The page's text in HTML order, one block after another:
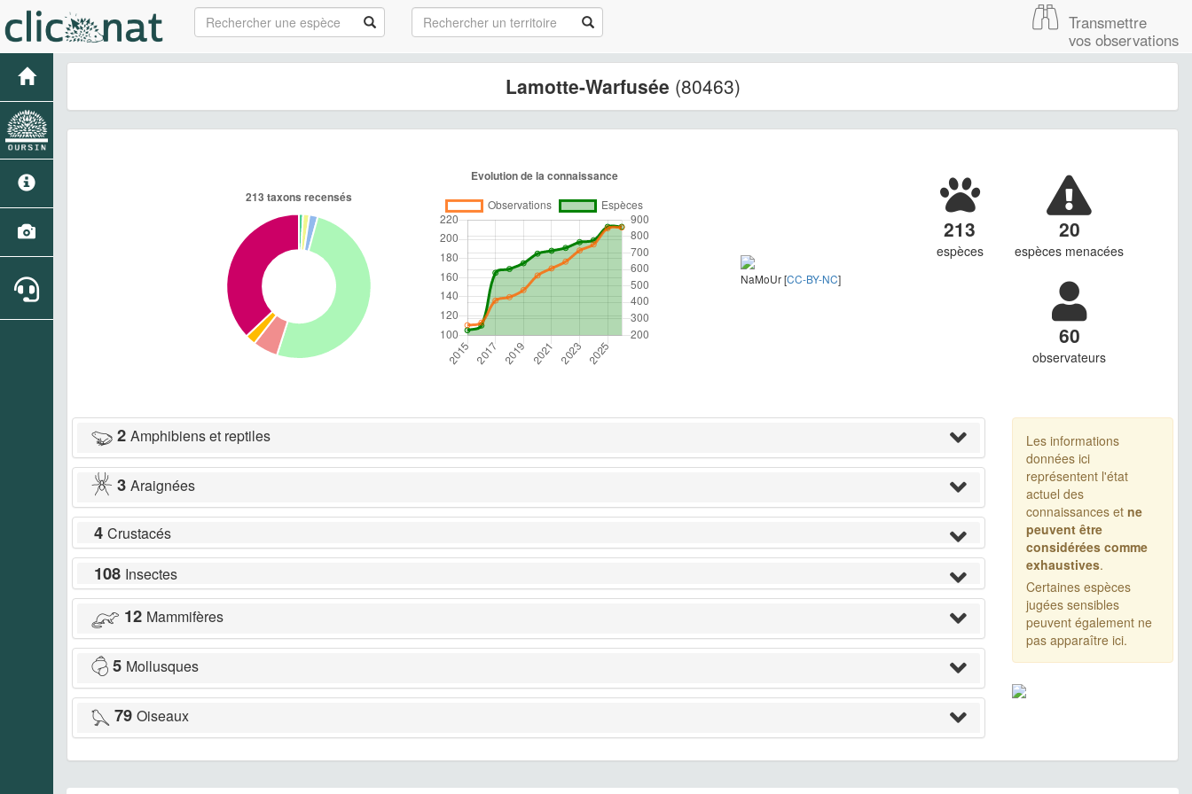
Transmettre
vos observations
Lamotte-Warfusée (80463)
NaMoUr [CC-BY-NC]
213
espèces
20
espèces menacées
60
observateurs
2 Amphibiens et reptiles
3 Araignées
4 Crustacés
108 Insectes
12 Mammifères
5 Mollusques
79 Oiseaux
Les informations
données ici
représentent l'état
actuel des
connaissances et ne
peuvent être
considérées comme
exhaustives.
Certaines espèces
jugées sensibles
peuvent également ne
pas apparaître ici.